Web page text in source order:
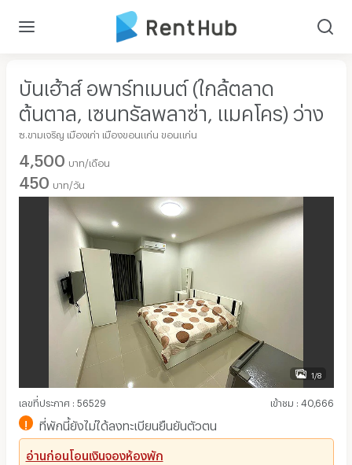
บันเฮ้าส์ อพาร์ทเมนต์ (ใกล้ตลาด
ต้นตาล, เซนทรัลพลาซ่า, แมคโคร) ว่าง
ซ.ขามเจริญ เมืองเก่า เมืองขอนแก่น ขอนแก่น
4,500 บาท/เดือน
450 บาท/วัน
1/8
เลขที่ประกาศ : 56529 เข้าชม : 40,666
! ที่พักนี้ยังไม่ได้ลงทะเบียนยืนยันตัวตน
อ่านก่อนโอนเงินจองห้องพัก